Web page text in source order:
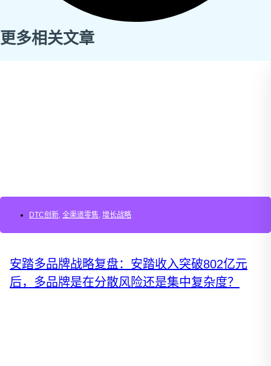
更多相关文章
DTC创新, 全渠道零售, 增长战略
安踏多品牌战略复盘：安踏收入突破802亿元
后，多品牌是在分散风险还是集中复杂度？